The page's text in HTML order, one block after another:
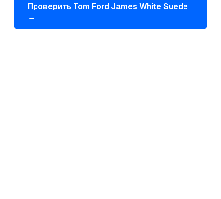
Проверить Tom Ford James White Suede
→